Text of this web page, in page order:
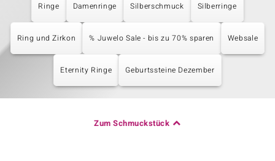
Ringe Damenringe Silberschmuck Silberringe
Ring und Zirkon % Juwelo Sale - bis zu 70% sparen Websale
Eternity Ringe Geburtssteine Dezember
Zum Schmuckstück